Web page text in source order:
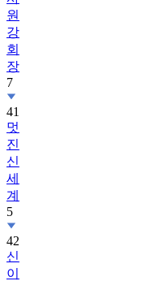
원
강
회
장
7
41
멋
진
신
세
계
5
42
신
이